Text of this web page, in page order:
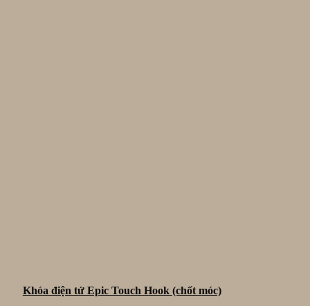
Khóa điện tử Epic Touch Hook (chốt móc)